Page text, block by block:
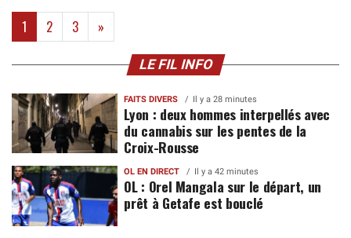
1 (current)
2 3 »
LE FIL INFO
FAITS DIVERS Il y a 28 minutes
Lyon : deux hommes interpellés avec
du cannabis sur les pentes de la
Croix-Rousse
OL EN DIRECT Il y a 42 minutes
OL : Orel Mangala sur le départ, un
prêt à Getafe est bouclé